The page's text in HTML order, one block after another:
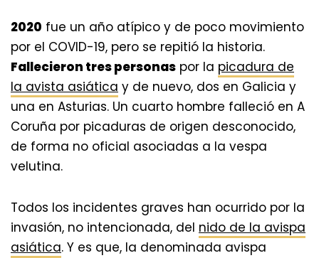
2020 fue un año atípico y de poco movimiento
por el COVID-19, pero se repitió la historia.
Fallecieron tres personas por la picadura de
la avista asiática y de nuevo, dos en Galicia y
una en Asturias. Un cuarto hombre falleció en A
Coruña por picaduras de origen desconocido,
de forma no oficial asociadas a la vespa
velutina.
Todos los incidentes graves han ocurrido por la
invasión, no intencionada, del nido de la avispa
asiática. Y es que, la denominada avispa